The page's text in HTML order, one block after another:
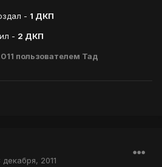
- 1 ДКП
- 2 ДКП
пользователем Тад
декабря, 2011